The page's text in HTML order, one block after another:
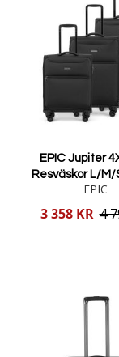
EPIC Jupiter
Resväskor L/M/
EPIC
Reducerat
3 358 KR 4